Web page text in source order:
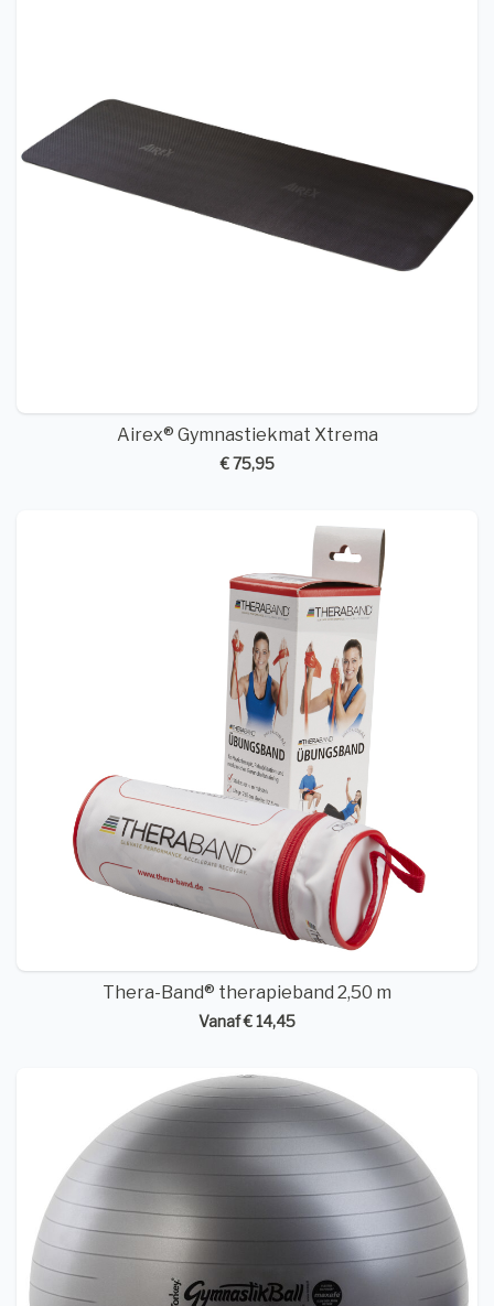
Airex® Gymnastiekmat Xtrema
€ 75,95
Thera-Band® therapieband 2,50 m
Vanaf € 14,45